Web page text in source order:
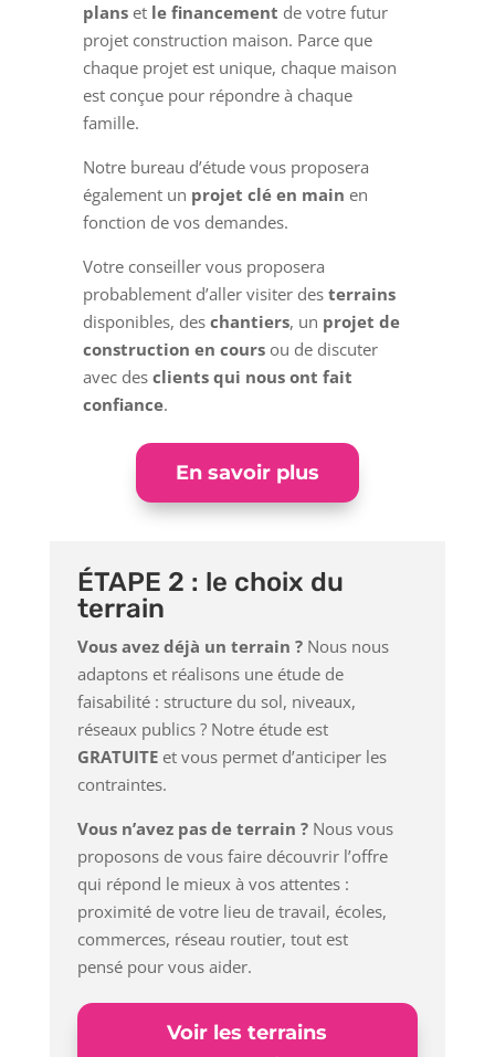
plansetle financement de votre futur
projet construction maison. Parce que
chaque projet est unique, chaque maison
est conçue pour répondre à chaque
famille.
Notre bureau d’étude vous proposera
également un projet clé en main en
fonction de vos demandes.
Votre conseiller vous proposera
probablement d’aller visiter desterrains
disponibles, des chantiers, un projet de
construction en coursou de discuter
avec des clients qui nous ont fait
confiance.
En savoir plus
ÉTAPE 2 : le choix du
terrain
Vous avez déjà un terrain ?Nous nous
adaptons et réalisons une étude de
faisabilité : structure du sol, niveaux,
réseaux publics ? Notre étude est
GRATUITEet vous permet d’anticiper les
contraintes.
Vous n’avez pas de terrain ?Nous vous
proposons de vous faire découvrir l’offre
qui répond le mieux à vos attentes :
proximité de votre lieu de travail, écoles,
commerces, réseau routier, tout est
pensé pour vous aider.
Voir les terrains